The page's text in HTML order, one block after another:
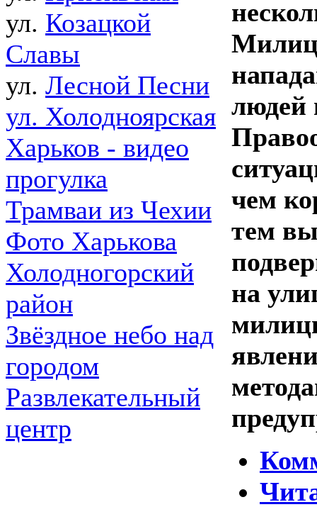
ул. Козацкой
Славы
ул. Лесной Песни
ул. Холодноярская
Харьков - видео
прогулка
Трамваи из Чехии
Фото Харькова
Холодногорский
район
Звёздное небо над
городом
Развлекательный
центр
людей
чем
тем
на